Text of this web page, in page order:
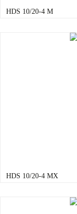
HDS 10/20-4 M
HDS 10/20-4 MX